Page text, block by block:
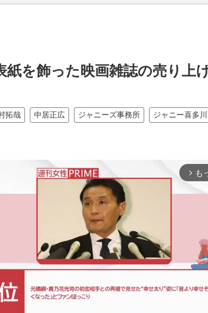
紙を飾った映画雑誌の売り上
拓哉 中居正広 ジャニーズ事務所 ジャニー喜多川
arrow_forward_ios も